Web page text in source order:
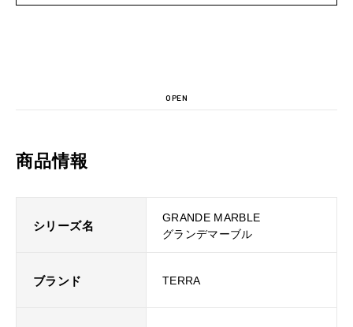
OPEN
商品情報
シリーズ名
GRANDE MARBLE
グランデマーブル
ブランド TERRA